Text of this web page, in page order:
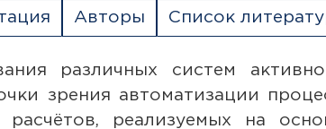
Авторы Список
различных систем
зрения автоматизации
расчётов, реализуемых на